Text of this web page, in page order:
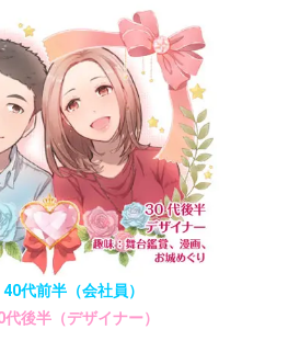
40代前半（会社員）
代後半（デザイナー）